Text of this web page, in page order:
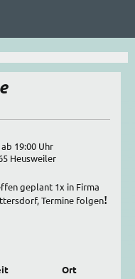
19:00 Uhr
Heusweiler
geplant 1x in Firma
Termine folgen!
Ort